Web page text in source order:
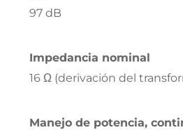
97 dB
Impedancia nominal
16 Ω (derivación del
Manejo de potencia,